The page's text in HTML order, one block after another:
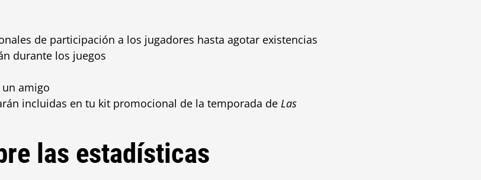
de participación a los jugadores hasta agotar existencias
durante los juegos
amigo
incluidas en tu kit promocional de la temporada de Las
las estadísticas